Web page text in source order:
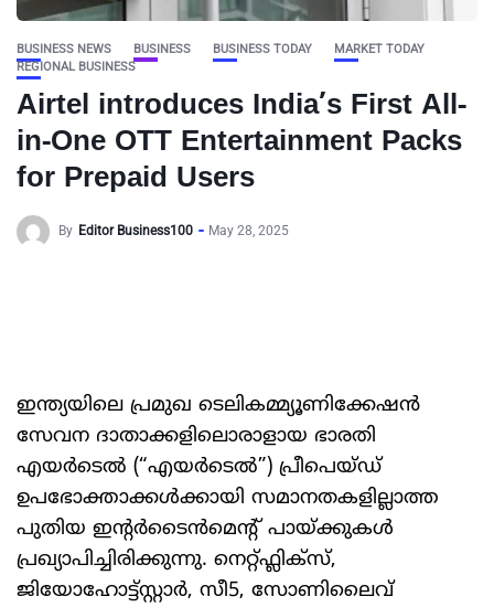
BUSINESS NEWS BUSINESS BUSINESS TODAY
MARKET TODAY
REGIONAL BUSINESS
Airtel introduces India’s First All-
in-One OTT Entertainment Packs
for Prepaid Users
By Editor Business100 May 28, 2025
ഇന്ത്യയിലെ പ്രമുഖ ടെലികമ്മ്യൂണിക്കേഷൻ
സേവന ദാതാക്കളിലൊരാളായ ഭാരതി
എയർടെൽ (“എയർടെൽ”) പ്രീപെയ്ഡ്
ഉപഭോക്താക്കൾക്കായി സമാനതകളില്ലാത്ത
പുതിയ ഇന്റർടൈൻമെന്റ് പായ്ക്കുകൾ
പ്രഖ്യാപിച്ചിരിക്കുന്നു. നെറ്റ്ഫ്ലിക്സ്,
ജിയോഹോട്ട്സ്റ്റാർ, സീ5, സോണിലൈവ്